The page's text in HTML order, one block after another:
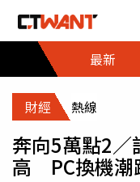
最新
財經 熱線
奔向5萬點2／
高 PC換機潮